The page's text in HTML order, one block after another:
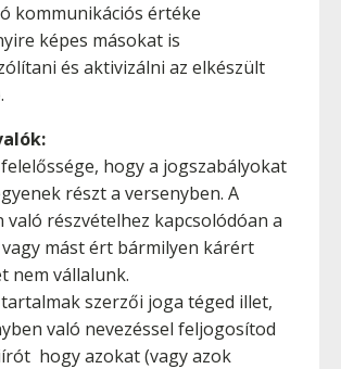
kommunikációs értéke
képes másokat is
és aktivizálni az elkészült
hogy a jogszabályokat
részt a versenyben. A
való részvételhez kapcsolódóan a
mást ért bármilyen kárért
nem vállalunk.
szerzői joga téged illet,
való nevezéssel feljogosítod
hogy azokat (vagy azok